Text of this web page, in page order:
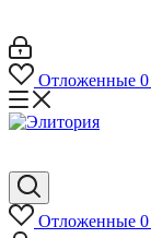
Отложенные 0
Отложенные 0